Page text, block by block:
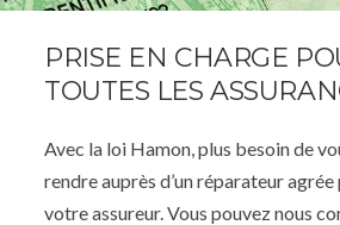
PRISE EN CHARGE
TOUTES LES
Avec la loi Hamon, plus besoin de
rendre auprès d’un réparateur agrée
votre assureur. Vous pouvez nous